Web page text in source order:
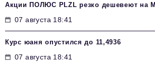
Акции ПОЛЮС PLZL резко дешевеют на
07 августа 18:41
Курс юаня опустился до 11,4936
07 августа 18:41